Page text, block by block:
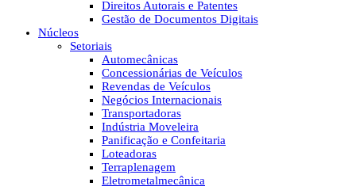
Direitos Autorais e Patentes
Gestão de Documentos Digitais
Núcleos
Setoriais
Automecânicas
Concessionárias de Veículos
Revendas de Veículos
Negócios Internacionais
Transportadoras
Indústria Moveleira
Panificação e Confeitaria
Loteadoras
Terraplenagem
Eletrometalmecânica